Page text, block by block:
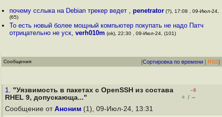
почему сслыка на Debian трекер ведет ,penetrator (?), 17:08 , 09-Июл-24,
(65)
То есть новый более мощный компьютер покупать не надо Патч
отрицательно не уск,verh010m (ok), 22:30 , 09-Июл-24, (101)
Сообщения [Сортировка по времени | RSS]
1. "Уязвимость в пакетах с OpenSSH из состава
RHEL 9, допускающа..."
–8
+ / –
Сообщение от Аноним (1), 09-Июл-24, 13:31